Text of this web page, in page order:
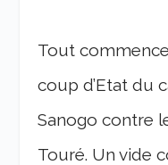
Tout
coup d’Etat du
Sanogo contre
Touré. Un vide